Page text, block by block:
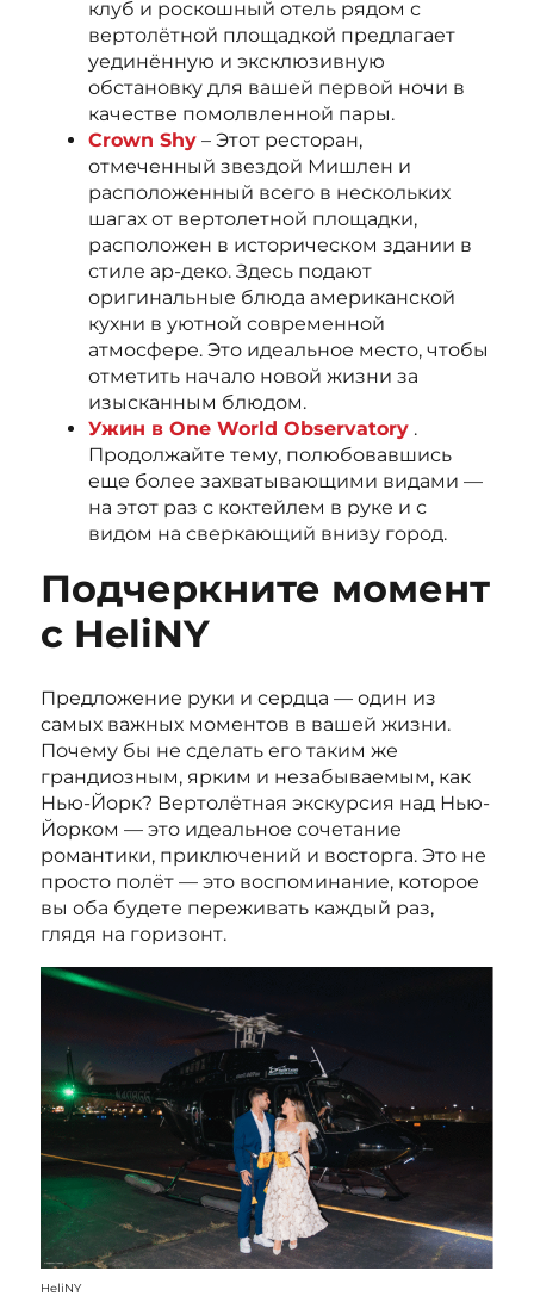
клуб и роскошный отель рядом с
вертолётной площадкой предлагает
уединённую и эксклюзивную
обстановку для вашей первой ночи в
качестве помолвленной пары.
Crown Shy – Этот ресторан,
отмеченный звездой Мишлен и
расположенный всего в нескольких
шагах от вертолетной площадки,
расположен в историческом здании в
стиле ар-деко. Здесь подают
оригинальные блюда американской
кухни в уютной современной
атмосфере. Это идеальное место, чтобы
отметить начало новой жизни за
изысканным блюдом.
Ужин в One World Observatory .
Продолжайте тему, полюбовавшись
еще более захватывающими видами —
на этот раз с коктейлем в руке и с
видом на сверкающий внизу город.
Подчеркните момент
с HeliNY
Предложение руки и сердца — один из
самых важных моментов в вашей жизни.
Почему бы не сделать его таким же
грандиозным, ярким и незабываемым, как
Нью-Йорк? Вертолётная экскурсия над Нью-
Йорком — это идеальное сочетание
романтики, приключений и восторга. Это не
просто полёт — это воспоминание, которое
вы оба будете переживать каждый раз,
глядя на горизонт.
HeliNY